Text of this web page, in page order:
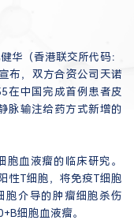
华（香港联交所代码：
布，双方合资公司天诺
在中国完成首例患者皮
脉输注给药方式新增的
胞血液瘤的临床研究。
性T细胞，将免疫T细胞
胞介导的肿瘤细胞杀伤
细胞血液瘤。